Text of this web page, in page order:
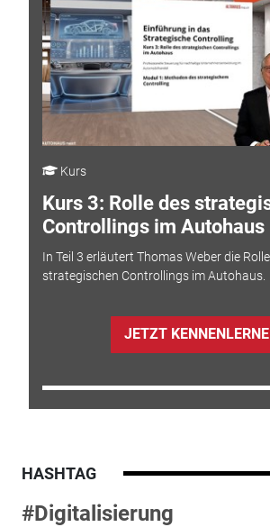
Kurs
Kurs 3: Rolle des
Controllings im Autohaus
In Teil 3 erläutert Thomas Weber die
strategischen Controllings im Autohaus.
JETZT
HASHTAG
#Digitalisierung